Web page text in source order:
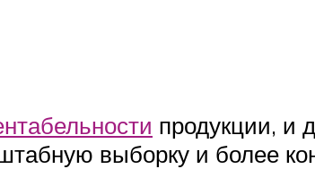
продукции, и
выборку и более